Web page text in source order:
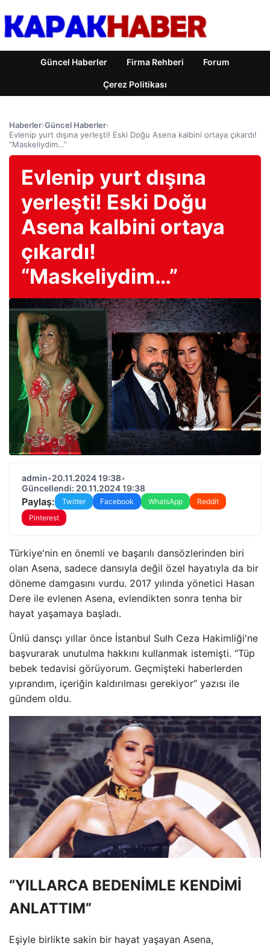
Güncel Haberler Firma Rehberi Forum
Çerez Politikası
Haberler›Güncel Haberler›
Evlenip yurt dışına yerleşti! Eski Doğu Asena kalbini ortaya çıkardı!
“Maskeliydim…”
Evlenip yurt dışına
yerleşti! Eski Doğu
Asena kalbini ortaya
çıkardı!
“Maskeliydim…”
admin•20.11.2024 19:38•
Güncellendi: 20.11.2024 19:38
Paylaş: Twitter Facebook WhatsApp
Reddit
Pinterest
Türkiye'nin en önemli ve başarılı dansözlerinden biri
olan Asena, sadece dansıyla değil özel hayatıyla da bir
döneme damgasını vurdu. 2017 yılında yönetici Hasan
Dere ile evlenen Asena, evlendikten sonra tenha bir
hayat yaşamaya başladı.
Ünlü dansçı yıllar önce İstanbul Sulh Ceza Hakimliği'ne
başvurarak unutulma hakkını kullanmak istemişti. “Tüp
bebek tedavisi görüyorum. Geçmişteki haberlerden
yıprandım, içeriğin kaldırılması gerekiyor” yazısı ile
gündem oldu.
“YILLARCA BEDENİMLE KENDİMİ
ANLATTIM”
Eşiyle birlikte sakin bir hayat yaşayan Asena,